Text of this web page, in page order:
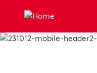
Zum Hauptinhalt springen